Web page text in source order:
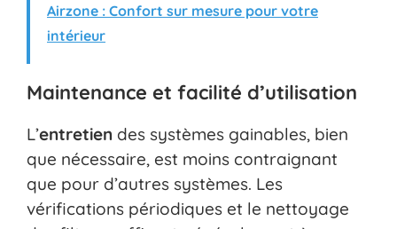
Airzone : Confort sur mesure pour votre
intérieur
Maintenance et facilité d’utilisation
L’entretien des systèmes gainables, bien
que nécessaire, est moins contraignant
que pour d’autres systèmes. Les
vérifications périodiques et le nettoyage